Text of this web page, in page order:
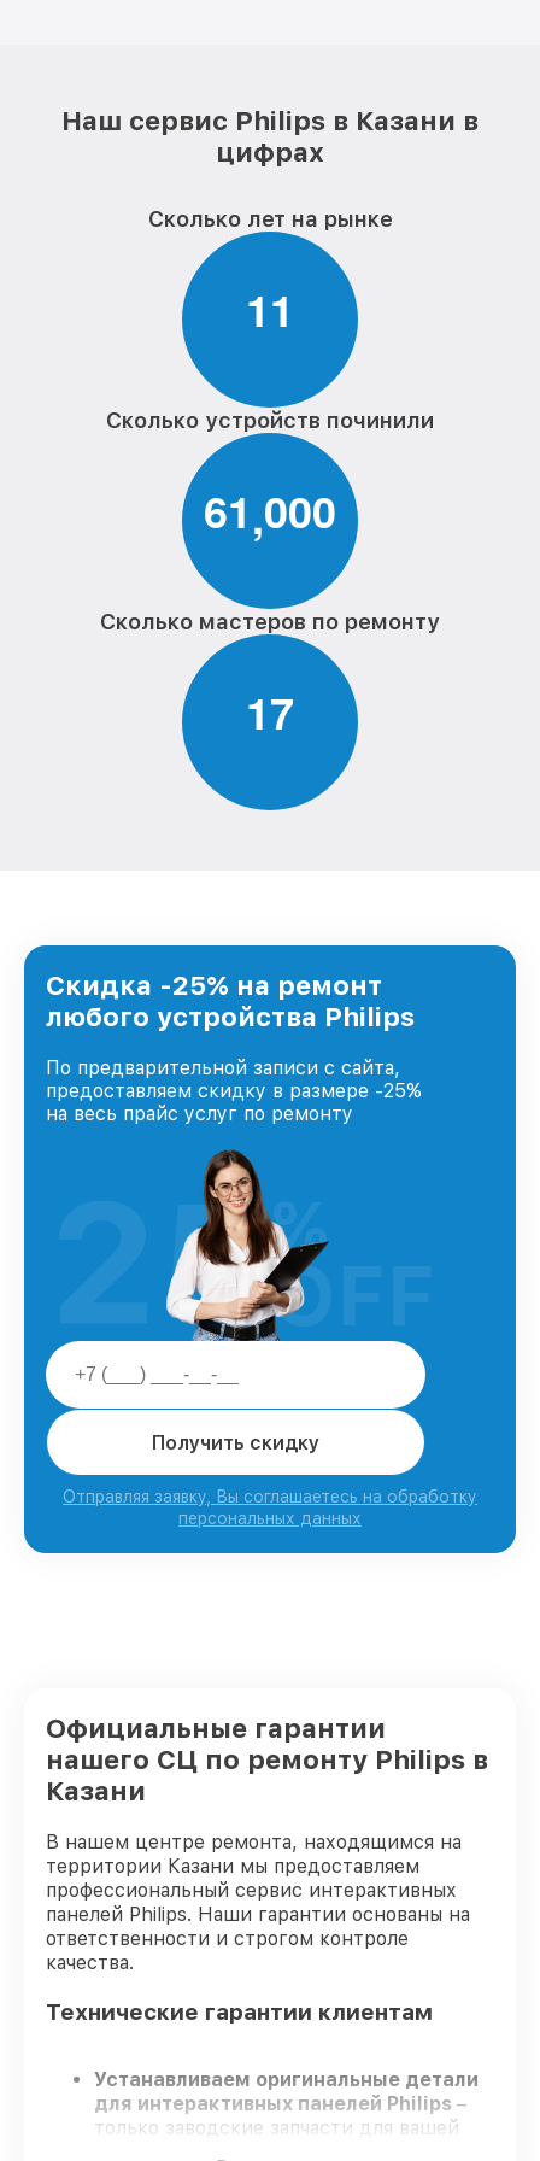
Наш сервис Philips в Казани в
цифрах
Сколько лет на рынке
11
Сколько устройств починили
61,000
Сколько мастеров по ремонту
17
Скидка -25% на ремонт
любого устройства Philips
По предварительной записи с сайта,
предоставляем скидку в размере -25%
на весь прайс услуг по ремонту
Получить скидку
Отправляя заявку, Вы соглашаетесь на обработку
персональных данных
25%
OFF
Официальные гарантии
нашего СЦ по ремонту Philips в
Казани
В нашем центре ремонта, находящимся на
территории Казани мы предоставляем
профессиональный сервис интерактивных
панелей Philips. Наши гарантии основаны на
ответственности и строгом контроле
качества.
Технические гарантии клиентам
Устанавливаем оригинальные детали
для интерактивных панелей Philips –
только заводские запчасти для вашей